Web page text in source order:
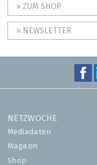
» ZUM SHOP
» NEWSLETTER
NETZWOCHE
Mediadaten
Magazin
Shop